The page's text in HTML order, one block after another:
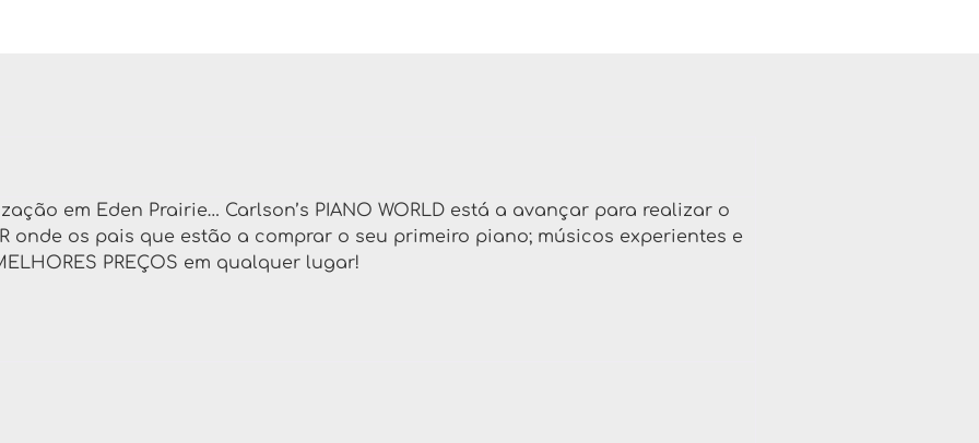
em Eden Prairie… Carlson’s PIANO WORLD está a avançar para realizar o
onde os pais que estão a comprar o seu primeiro piano; músicos experientes e
PREÇOS em qualquer lugar!